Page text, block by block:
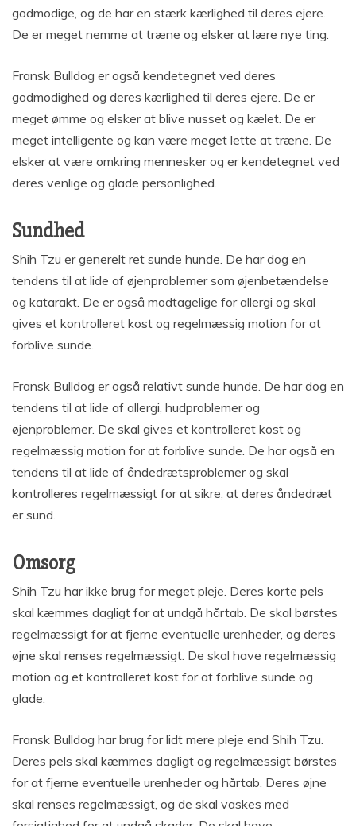
godmodige, og de har en stærk kærlighed til deres ejere.
De er meget nemme at træne og elsker at lære nye ting.
Fransk Bulldog er også kendetegnet ved deres
godmodighed og deres kærlighed til deres ejere. De er
meget ømme og elsker at blive nusset og kælet. De er
meget intelligente og kan være meget lette at træne. De
elsker at være omkring mennesker og er kendetegnet ved
deres venlige og glade personlighed.
Sundhed
Shih Tzu er generelt ret sunde hunde. De har dog en
tendens til at lide af øjenproblemer som øjenbetændelse
og katarakt. De er også modtagelige for allergi og skal
gives et kontrolleret kost og regelmæssig motion for at
forblive sunde.
Fransk Bulldog er også relativt sunde hunde. De har dog en
tendens til at lide af allergi, hudproblemer og
øjenproblemer. De skal gives et kontrolleret kost og
regelmæssig motion for at forblive sunde. De har også en
tendens til at lide af åndedrætsproblemer og skal
kontrolleres regelmæssigt for at sikre, at deres åndedræt
er sund.
Omsorg
Shih Tzu har ikke brug for meget pleje. Deres korte pels
skal kæmmes dagligt for at undgå hårtab. De skal børstes
regelmæssigt for at fjerne eventuelle urenheder, og deres
øjne skal renses regelmæssigt. De skal have regelmæssig
motion og et kontrolleret kost for at forblive sunde og
glade.
Fransk Bulldog har brug for lidt mere pleje end Shih Tzu.
Deres pels skal kæmmes dagligt og regelmæssigt børstes
for at fjerne eventuelle urenheder og hårtab. Deres øjne
skal renses regelmæssigt, og de skal vaskes med